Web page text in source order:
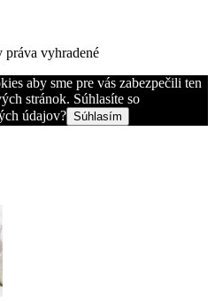
vyhradené
aby sme pre vás zabezpečili ten
stránok. Súhlasíte so
údajov? Súhlasím